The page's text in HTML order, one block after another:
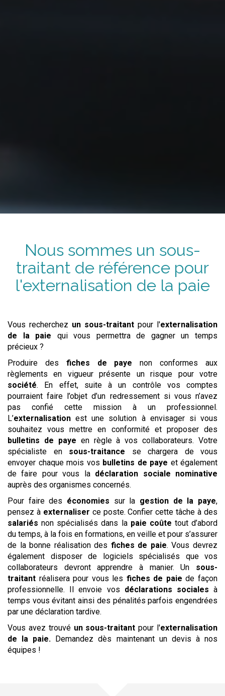
Nous sommes un sous-
traitant de référence pour
l'externalisation de la paie
Vous recherchez un sous-traitant pour l'externalisation
de la paie qui vous permettra de gagner un temps
précieux ?
Produire des fiches de paye non conformes aux
règlements en vigueur présente un risque pour votre
société. En effet, suite à un contrôle vos comptes
pourraient faire l’objet d’un redressement si vous n’avez
pas confié cette mission à un professionnel.
L’externalisation est une solution à envisager si vous
souhaitez vous mettre en conformité et proposer des
bulletins de paye en règle à vos collaborateurs. Votre
spécialiste en sous-traitance se chargera de vous
envoyer chaque mois vos bulletins de paye et également
de faire pour vous la déclaration sociale nominative
auprès des organismes concernés.
Pour faire des économies sur la gestion de la paye,
pensez à externaliser ce poste. Confier cette tâche à des
salariés non spécialisés dans la paie coûte tout d’abord
du temps, à la fois en formations, en veille et pour s’assurer
de la bonne réalisation des fiches de paie. Vous devrez
également disposer de logiciels spécialisés que vos
collaborateurs devront apprendre à manier. Un sous-
traitant réalisera pour vous les fiches de paie de façon
professionnelle. Il envoie vos déclarations sociales à
temps vous évitant ainsi des pénalités parfois engendrées
par une déclaration tardive.
Vous avez trouvé un sous-traitant pour l'externalisation
de la paie. Demandez dès maintenant un devis à nos
équipes !